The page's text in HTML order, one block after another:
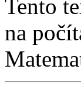
Tento
na